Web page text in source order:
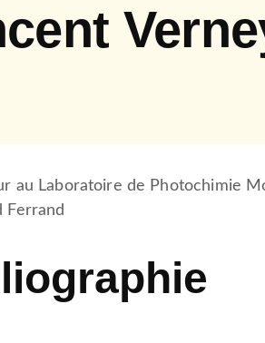
au Laboratoire de Photochimie
Ferrand